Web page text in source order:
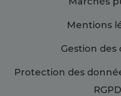
Mentions
Gestion des
Protection des
RGPD